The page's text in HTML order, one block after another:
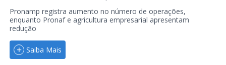
Pronamp registra aumento no número de operações,
enquanto Pronaf e agricultura empresarial apresentam
redução
Saiba Mais